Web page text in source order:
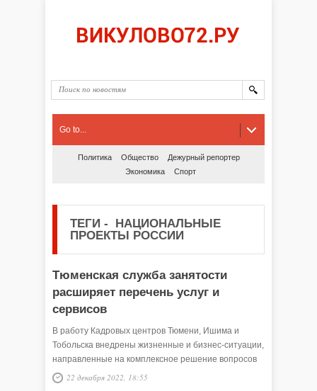
Go to...
Политика Общество
Дежурный репортер
Экономика
Спорт
ТЕГИ - НАЦИОНАЛЬНЫЕ
ПРОЕКТЫ РОССИИ
Тюменская служба занятости
расширяет перечень услуг и
сервисов
В работу Кадровых центров Тюмени, Ишима и
Тобольска внедрены жизненные и бизнес-ситуации,
направленные на комплексное решение вопросов
клиентов. Мероприятия по повышению
22 декабря 2022, 18:55